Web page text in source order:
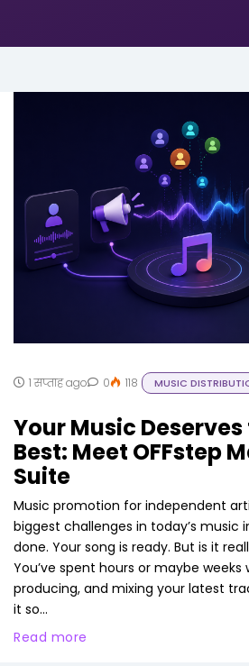
1 सप्ताह ago 0 118 MUSIC
Your Music
Best: Meet OFFstep
Suite
Music promotion for independent
biggest challenges in today’s music
done. Your song is ready. But is it
You’ve spent hours or maybe weeks
producing, and mixing your latest
it so...
Read more